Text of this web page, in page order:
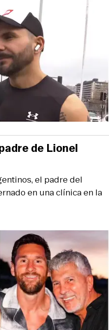
el padre del
en una clínica en la
de Lionel